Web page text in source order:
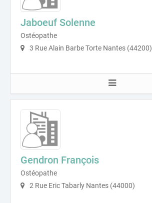
Jaboeuf Solenne
Ostéopathe
3 Rue Alain Barbe Torte Nantes (44200)
Gendron François
Ostéopathe
2 Rue Eric Tabarly Nantes (44000)